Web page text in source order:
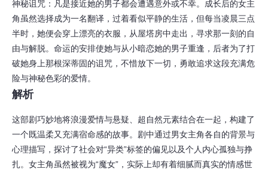
神秘诅咒：凡是接近她的男子都会遭遇意外或不幸。成长后的女主
角虽然选择成为一名翻译，过着看似平静的生活，但每当凌晨三点
半时，她便会穿上漂亮的衣服，从屋塔房中走出，寻求那一刻的自
由与解脱。命运的安排使她与从小暗恋她的男子重逢，后者为了打
破她身上那根深蒂固的诅咒，不惜放下一切，勇敢追求这段充满危
险与神秘色彩的爱情。
解析
这部剧巧妙地将浪漫爱情与悬疑、超自然元素结合在一起，构建了
一个既温柔又充满宿命感的故事。剧中通过男女主角各自的背景与
心理描写，探讨了社会对“异类”标签的偏见以及个人内心孤独与挣
扎。女主角虽然被视为“魔女”，实际上却有着细腻而真实的情感世